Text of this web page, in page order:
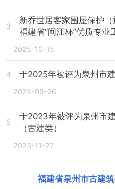
3
新乔世居客家围屋保护
福建省“闽江杯”优质专业
2025-10-15
4 于2025年被评为泉州市
2025-09-26
5
于2023年被评为泉州市
（古建类）
2023-11-27
福建省泉州市古建